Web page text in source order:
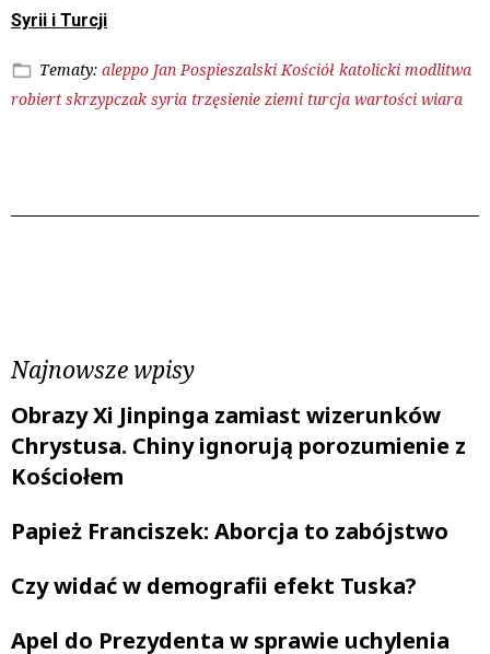
Syrii i Turcji
Tematy: aleppo Jan Pospieszalski Kościół katolicki modlitwa
robiert skrzypczak syria trzęsienie ziemi turcja wartości wiara
Najnowsze wpisy
Obrazy Xi Jinpinga zamiast wizerunków
Chrystusa. Chiny ignorują porozumienie z
Kościołem
Papież Franciszek: Aborcja to zabójstwo
Czy widać w demografii efekt Tuska?
Apel do Prezydenta w sprawie uchylenia